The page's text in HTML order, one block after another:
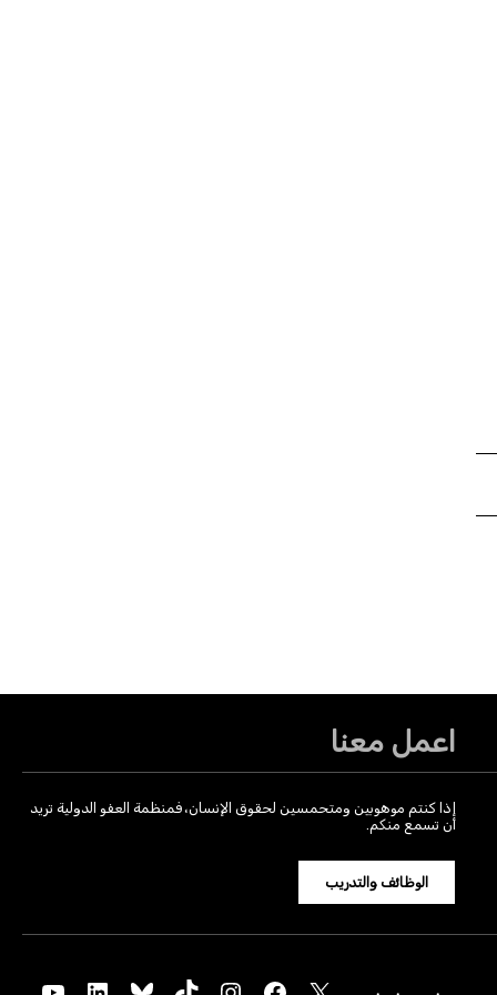
اعمل معنا
إذا كنتم موهوبين ومتحمسين لحقوق الإنسان، فمنظمة العفو الدولية تريد
أن تسمع منكم.
الوظائف والتدريب